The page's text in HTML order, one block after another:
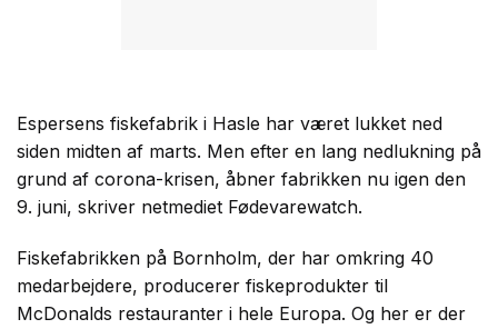
Espersens fiskefabrik i Hasle har været lukket ned
siden midten af marts. Men efter en lang nedlukning på
grund af corona-krisen, åbner fabrikken nu igen den
9. juni, skriver netmediet Fødevarewatch.
Fiskefabrikken på Bornholm, der har omkring 40
medarbejdere, producerer fiskeprodukter til
McDonalds restauranter i hele Europa. Og her er der